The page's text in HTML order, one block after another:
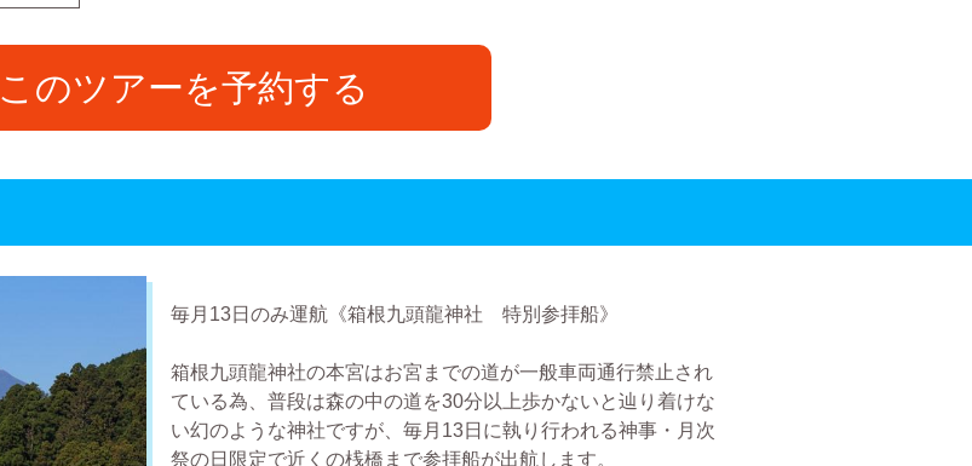
このツアーを予約する
毎月13日のみ運航《箱根九頭龍神社 特別参拝船》
箱根九頭龍神社の本宮はお宮までの道が一般車両通行禁止され
ている為、普段は森の中の道を30分以上歩かないと辿り着けな
い幻のような神社ですが、毎月13日に執り行われる神事・月次
祭の日限定で近くの桟橋まで参拝船が出航します。